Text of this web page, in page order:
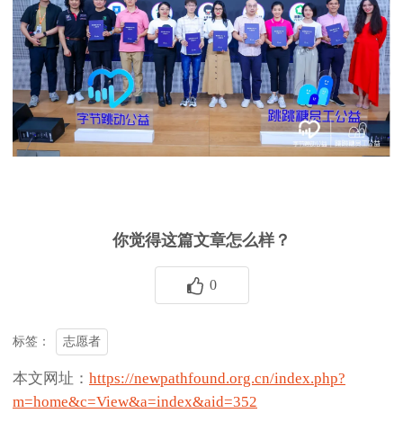
你觉得这篇文章怎么样？
0
标签： 志愿者
本文网址： https://newpathfound.org.cn/index.php?
m=home&c=View&a=index&aid=352